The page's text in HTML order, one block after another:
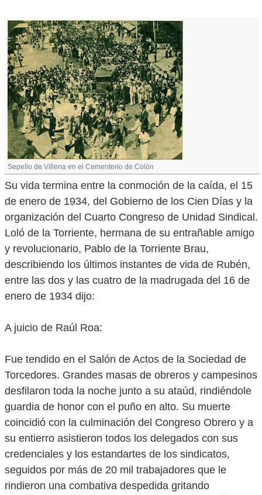
Sepelio de Villena en el Cementerio de Colón
Su vida termina entre la conmoción de la caída, el 15
de enero de 1934, del Gobierno de los Cien Días y la
organización del Cuarto Congreso de Unidad Sindical.
Loló de la Torriente, hermana de su entrañable amigo
y revolucionario, Pablo de la Torriente Brau,
describiendo los últimos instantes de vida de Rubén,
entre las dos y las cuatro de la madrugada del 16 de
enero de 1934 dijo:
A juicio de Raúl Roa:
Fue tendido en el Salón de Actos de la Sociedad de
Torcedores. Grandes masas de obreros y campesinos
desfilaron toda la noche junto a su ataúd, rindiéndole
guardia de honor con el puño en alto. Su muerte
coincidió con la culminación del Congreso Obrero y a
su entierro asistieron todos los delegados con sus
credenciales y los estandartes de los sindicatos,
seguidos por más de 20 mil trabajadores que le
rindieron una combativa despedida gritando